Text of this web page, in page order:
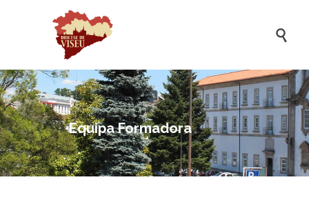

Equipa Formadora